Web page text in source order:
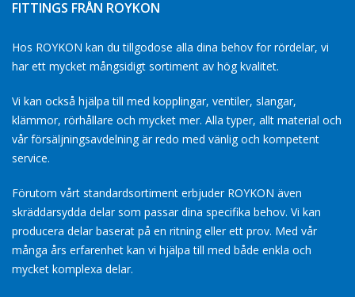
FITTINGS FRÅN ROYKON
Hos ROYKON kan du tillgodose alla dina behov for rördelar, vi
har ett mycket mångsidigt sortiment av hög kvalitet.
Vi kan också hjälpa till med kopplingar, ventiler, slangar,
klämmor, rörhållare och mycket mer. Alla typer, allt material och
vår försäljningsavdelning är redo med vänlig och kompetent
service.
Förutom vårt standardsortiment erbjuder ROYKON även
skräddarsydda delar som passar dina specifika behov. Vi kan
producera delar baserat på en ritning eller ett prov. Med vår
många års erfarenhet kan vi hjälpa till med både enkla och
mycket komplexa delar.